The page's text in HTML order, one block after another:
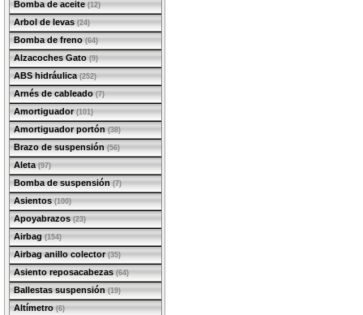
Bomba de aceite (12)
Arbol de levas (24)
Bomba de freno (64)
Alzacoches Gato (9)
ABS hidráulica (252)
Arnés de cableado (7)
Amortiguador (101)
Amortiguador portón (38)
Brazo de suspensión (56)
Aleta (97)
Bomba de suspensión (7)
Asientos (100)
Apoyabrazos (23)
Airbag (154)
Airbag anillo colector (35)
Asiento reposacabezas (64)
Ballestas suspensión (19)
Altímetro (6)